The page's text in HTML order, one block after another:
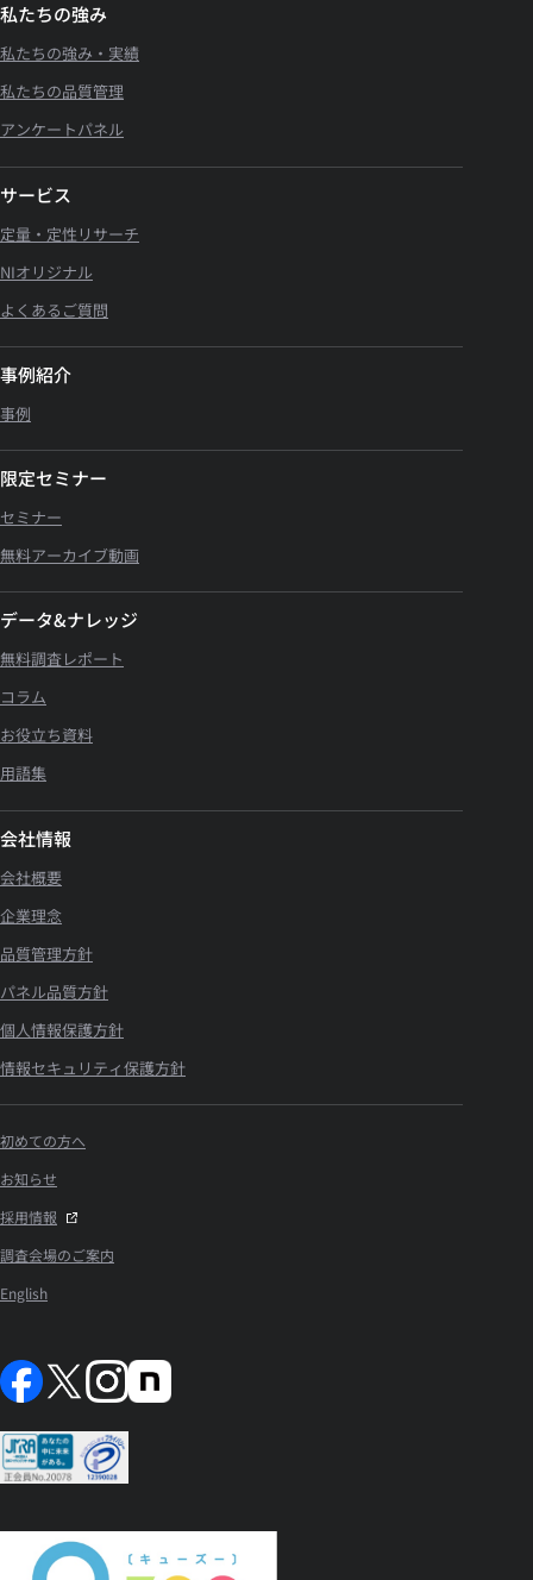
私たちの強み
私たちの強み・実績
私たちの品質管理
アンケートパネル
サービス
定量・定性リサーチ
NIオリジナル
よくあるご質問
事例紹介
事例
限定セミナー
セミナー
無料アーカイブ動画
データ&ナレッジ
無料調査レポート
コラム
お役立ち資料
用語集
会社情報
会社概要
企業理念
品質管理方針
パネル品質方針
個人情報保護方針
情報セキュリティ保護方針
初めての方へ
お知らせ
採用情報
調査会場のご案内
English